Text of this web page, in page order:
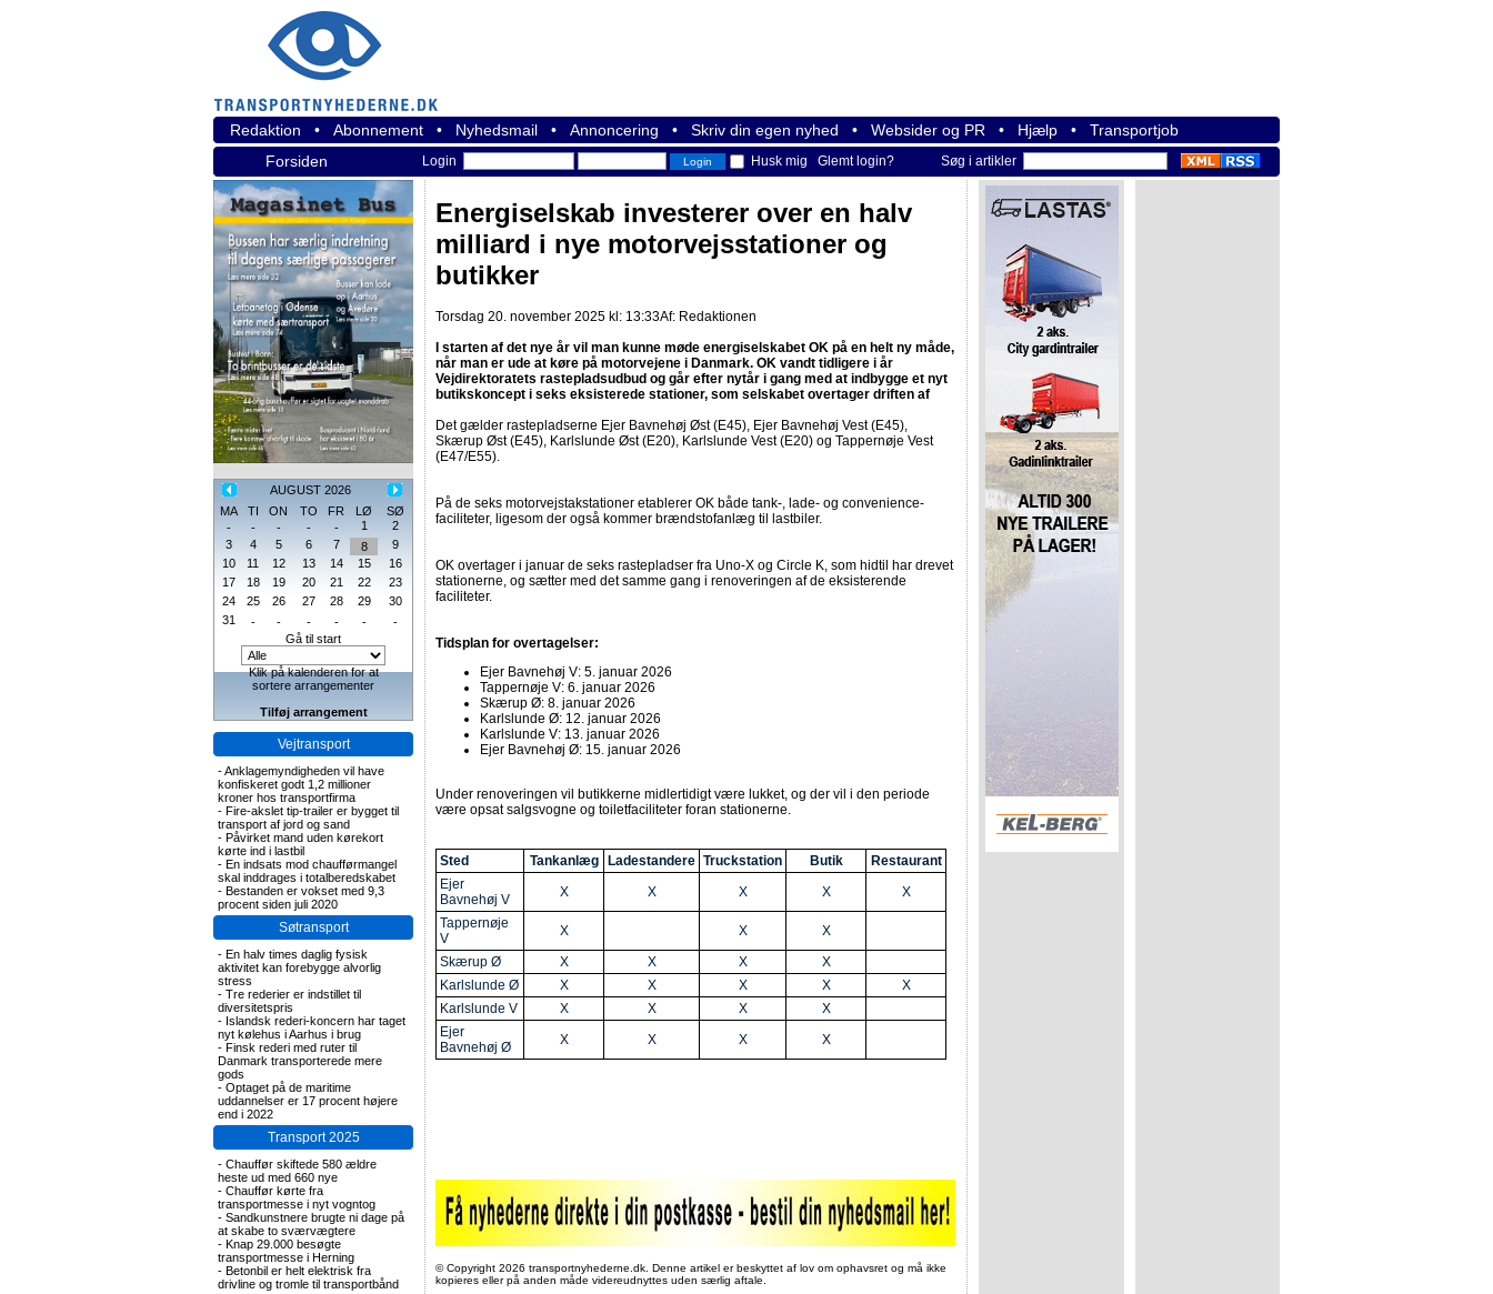
Redaktion • Abonnement • Nyhedsmail • Annoncering • Skriv din egen nyhed • Websider og PR • Hjælp • Transportjob
Forsiden
Login Husk mig Glemt login? Søg i artikler
AUGUST 2026
MA
TI ON TO FR LØ
SØ
-
- - - - 1
2
3
4 5 6 7 8
9
10
11 12 13 14 15
16
17
18 19 20 21 22
23
24
25 26 27 28 29
30
31
- - - - -
-
Gå til start
Klik på kalenderen for at
sortere arrangementer
Tilføj arrangement
Vejtransport
-Anklagemyndigheden vil have
konfiskeret godt 1,2 millioner
kroner hos transportfirma
- Fire-akslet tip-trailer er bygget til
transport af jord og sand
- Påvirket mand uden kørekort
kørte ind i lastbil
- En indsats mod chaufførmangel
skal inddrages i totalberedskabet
- Bestanden er vokset med 9,3
procent siden juli 2020
Søtransport
- En halv times daglig fysisk
aktivitet kan forebygge alvorlig
stress
- Tre rederier er indstillet til
diversitetspris
- Islandsk rederi-koncern har taget
nyt kølehus i Aarhus i brug
- Finsk rederi med ruter til
Danmark transporterede mere
gods
- Optaget på de maritime
uddannelser er 17 procent højere
end i 2022
Transport 2025
- Chauffør skiftede 580 ældre
heste ud med 660 nye
- Chauffør kørte fra
transportmesse i nyt vogntog
- Sandkunstnere brugte ni dage på
at skabe to sværvægtere
- Knap 29.000 besøgte
transportmesse i Herning
- Betonbil er helt elektrisk fra
drivline og tromle til transportbånd
Energiselskab investerer over en halv
milliard i nye motorvejsstationer og
butikker
Torsdag 20. november 2025 kl: 13:33Af: Redaktionen
I starten af det nye år vil man kunne møde energiselskabet OK på en helt ny måde,
når man er ude at køre på motorvejene i Danmark. OK vandt tidligere i år
Vejdirektoratets rastepladsudbud og går efter nytår i gang med at indbygge et nyt
butikskoncept i seks eksisterede stationer, som selskabet overtager driften af
Det gælder rastepladserne Ejer Bavnehøj Øst (E45), Ejer Bavnehøj Vest (E45),
Skærup Øst (E45), Karlslunde Øst (E20), Karlslunde Vest (E20) og Tappernøje Vest
(E47/E55).
På de seks motorvejstakstationer etablerer OK både tank-, lade- og convenience-
faciliteter, ligesom der også kommer brændstofanlæg til lastbiler.
OK overtager i januar de seks rastepladser fra Uno-X og Circle K, som hidtil har drevet
stationerne, og sætter med det samme gang i renoveringen af de eksisterende
faciliteter.
Tidsplan for overtagelser:
Ejer Bavnehøj V: 5. januar 2026
Tappernøje V: 6. januar 2026
Skærup Ø: 8. januar 2026
Karlslunde Ø: 12. januar 2026
Karlslunde V: 13. januar 2026
Ejer Bavnehøj Ø: 15. januar 2026
Under renoveringen vil butikkerne midlertidigt være lukket, og der vil i den periode
være opsat salgsvogne og toiletfaciliteter foran stationerne.
Sted Tankanlæg Ladestandere Truckstation Butik
Restaurant
Ejer
Bavnehøj V
X X X X
X
Tappernøje
V
X X
X
Skærup Ø
X X X
X
Karlslunde Ø
X X X X
X
Karlslunde V
X X X
X
Ejer
Bavnehøj Ø
X X X X
© Copyright 2026 transportnyhederne.dk. Denne artikel er beskyttet af lov om ophavsret og må ikke
kopieres eller på anden måde videreudnyttes uden særlig aftale.